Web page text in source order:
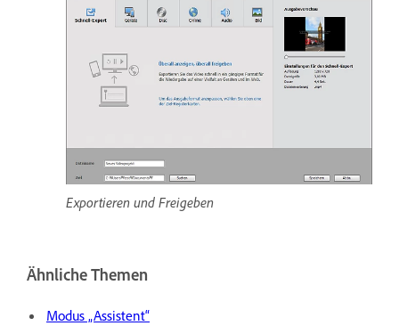
Exportieren und Freigeben
Ähnliche Themen
Modus „Assistent“